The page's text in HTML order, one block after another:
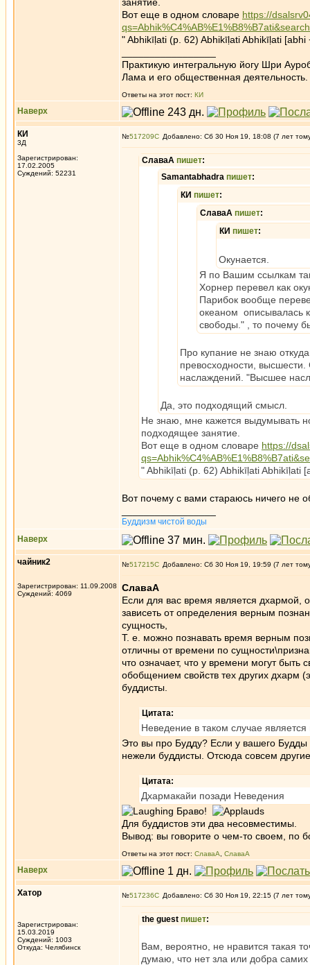
Вот еще в одном словаре https://
" Abhikīḷati (p. 62) Abhikīḷati Abhikīḷati
Практикую интегральную йогу Шри
Лама и его общественная деятельность.
Ответы на этот пост: КИ
Наверх
КИ
3Д
Зарегистрирован:
17.02.2005
Суждений: 52231
№517209 Добавлено: Сб 30 Ноя 19, 18:08 (7 лет
СлаваА пишет:
Samantabhadra пишет:
КИ пишет:
СлаваА пишет:
КИ пишет:
Окунается.
Я по Вашим ссылкам
Хорнер перевел как
Парибок вообще
океаном описывалась
свободы." , то почему
Про купание не знаю
превосходности,
наслаждений. "Высшее
Да, это подходящий смысл.
Не знаю, мне кажется выдумывать
подходящее занятие.
Вот еще в одном словаре https://
" Abhikīḷati (p. 62) Abhikīḷati Abhikīḷati
Вот почему с вами стараюсь ничего не
Буддизм чистой воды
Наверх
чайник2
Зарегистрирован: 11.09.2008
Суждений: 4069
№517215 Добавлено: Сб 30 Ноя 19, 19:59 (7 лет
СлаваА
Если для вас время является
зависеть от определения верным
сущность,
Т. е. можно познавать время верным
отличны от времени по
что означает, что у времени могут
обобщением свойств тех других дхарм
буддисты.
Цитата:
Неведение в таком случае
Это вы про Будду? Если у вашего Будды
нежели буддисты. Отсюда совсем
Цитата:
Дхармакайи позади Неведения
Браво!
Для буддистов эти два несовместимы.
Вывод: вы говорите о чем-то своем, по
Ответы на этот пост: СлаваА СлаваА
Наверх
Хатор
Зарегистрирован:
15.03.2019
Суждений: 1003
Откуда: Челябинск
№517236 Добавлено: Сб 30 Ноя 19, 22:15 (7 лет
the guest пишет:
Вам, вероятно, не нравится такая
думаю, что нет зла или добра